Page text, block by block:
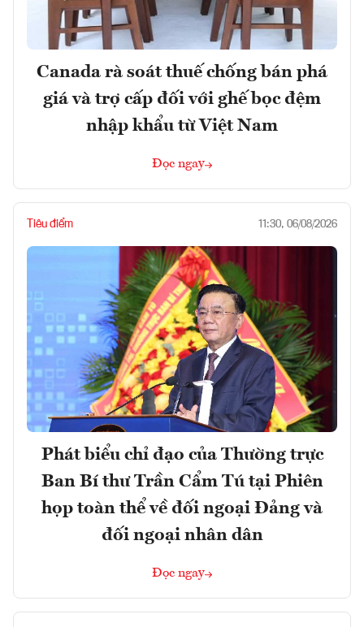
Canada rà soát thuế chống bán phá
giá và trợ cấp đối với ghế bọc đệm
nhập khẩu từ Việt Nam
Đọc ngay
Tiêu điểm 11:30, 06/08/2026
Phát biểu chỉ đạo của Thường trực
Ban Bí thư Trần Cẩm Tú tại Phiên
họp toàn thể về đối ngoại Đảng và
đối ngoại nhân dân
Đọc ngay